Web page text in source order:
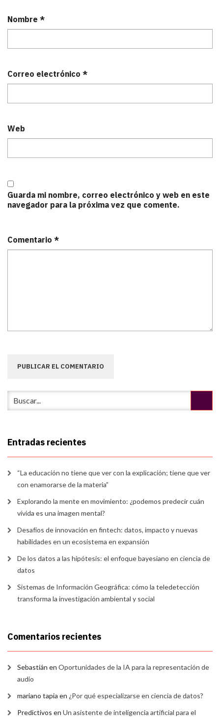
Nombre *
Correo electrónico *
Web
Guarda mi nombre, correo electrónico y web en este
navegador para la próxima vez que comente.
Comentario *
Entradas recientes
“La educación no tiene que ver con la explicación; tiene que ver
con enamorarse de la materia”
Explorando la mente en movimiento: ¿podemos predecir cuán
vívida es una imagen mental?
Desafíos de innovación en fintech: datos, impacto y nuevas
habilidades en un ecosistema en expansión
De los datos a las hipótesis: el enfoque bayesiano en ciencia de
datos
Sistemas de Información Geográfica: cómo la teledetección
transforma la investigación ambiental y social
Comentarios recientes
Sebastián en Oportunidades de la IA para la representación de
audio
mariano tapia en ¿Por qué especializarse en ciencia de datos?
Predictivos en Un asistente de inteligencia artificial para el